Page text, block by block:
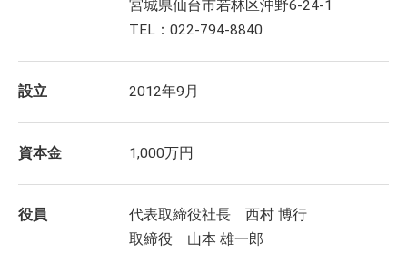
宮城県仙台市若林区沖野6-24-1
TEL：022-794-8840
設立 2012年9月
資本金 1,000万円
役員
代表取締役社長 西村 博行
取締役 山本 雄一郎